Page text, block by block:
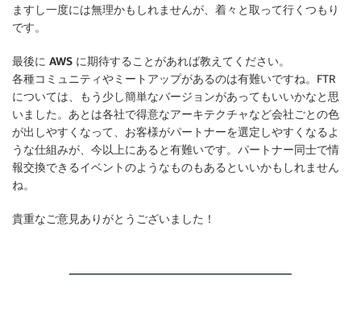
ますし一度には無理かもしれませんが、着々と取って行くつもり
です。
最後に AWS に期待することがあれば教えてください。
各種コミュニティやミートアップがあるのは有難いですね。FTR
については、もう少し簡単なバージョンがあってもいいかなと思
いました。あとは各社で得意なアーキテクチャなど会社ごとの色
が出しやすくなって、お客様がパートナーを選定しやすくなるよ
うな仕組みが、今以上にあると有難いです。パートナー同士で情
報交換できるイベントのようなものもあるといいかもしれません
ね。
貴重なご意見ありがとうございました！